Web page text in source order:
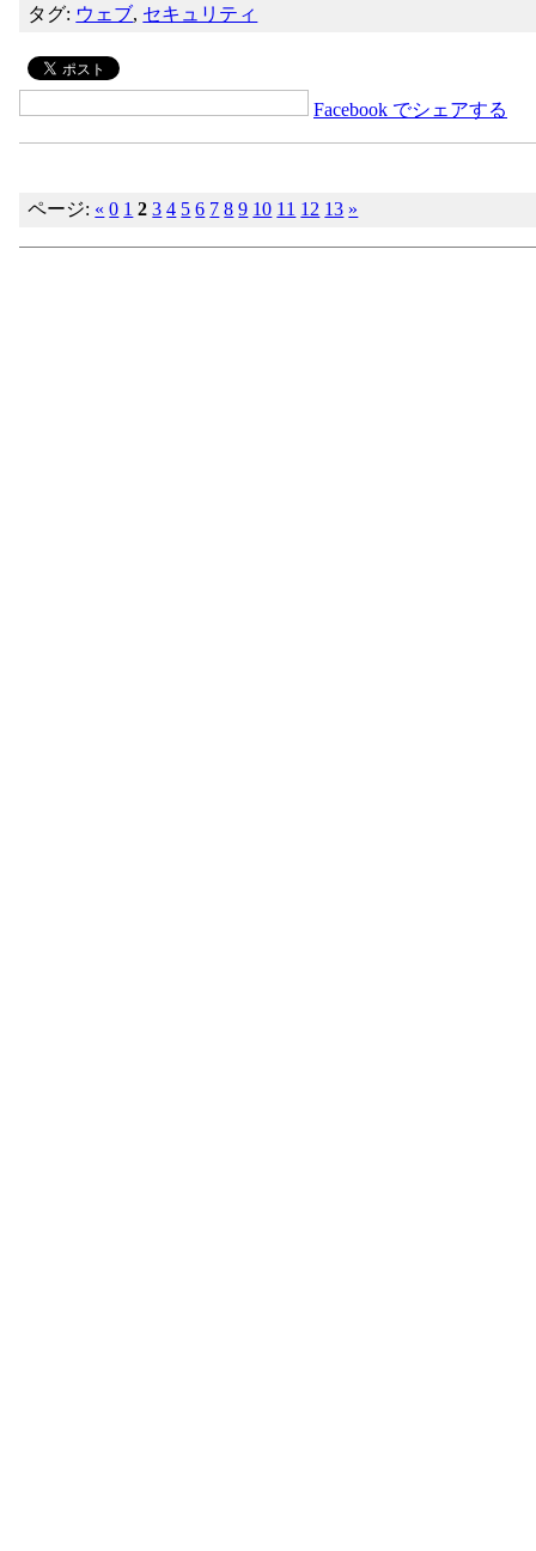
タグ: ウェブ, セキュリティ
Facebook でシェアする
ページ: « 0 1 2 3 4 5 6 7 8 9 10 11 12 13 »